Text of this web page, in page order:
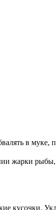
в муке,
жарки
кусочки.